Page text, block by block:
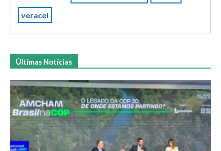
veracel
Últimas Notícias